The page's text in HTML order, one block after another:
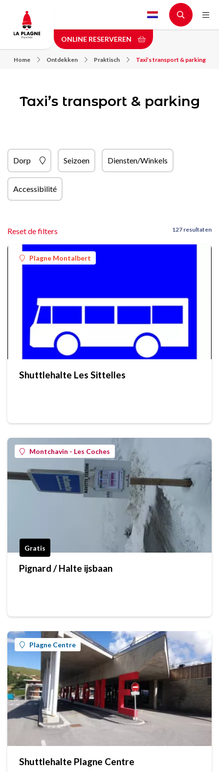
main
content
ONLINE RESERVEREN
Home Ontdekken Praktisch Taxi’s transport & parking
Taxi’s transport & parking
Dorp Seizoen Diensten/Winkels
Accessibilité
Reset de filters 127 resultaten
Plagne Montalbert
Shuttlehalte Les Sittelles
Montchavin - Les Coches
Gratis
Pignard / Halte ijsbaan
Plagne Centre
Shuttlehalte Plagne Centre